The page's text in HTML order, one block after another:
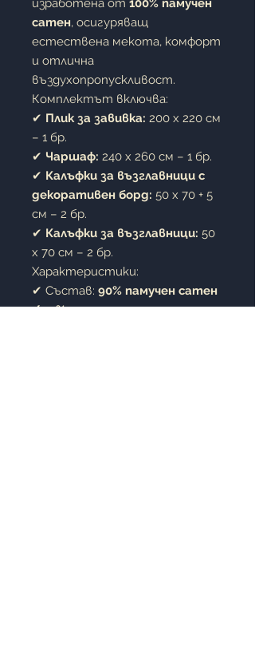
изработена от 100% памучен
сатен, осигуряващ
естествена мекота, комфорт
и отлична
въздухопропускливост.
Комплектът включва:
✔ Плик за завивка: 200 x 220 см
– 1 бр.
✔ Чаршаф: 240 x 260 см – 1 бр.
✔ Калъфки за възглавници с
декоративен борд: 50 x 70 + 5
см – 2 бр.
✔ Калъфки за възглавници: 50
x 70 см – 2 бр.
Характеристики:
✔ Състав: 90% памучен сатен
/ 10% полиестер